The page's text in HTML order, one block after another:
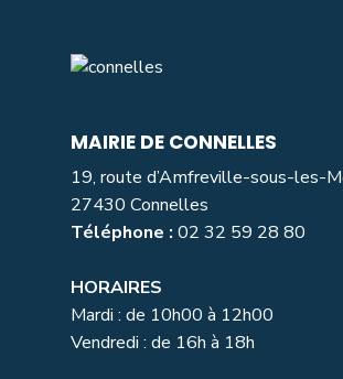
MAIRIE DE CONNELLES
19, route d’Amfreville-sous-les-
27430 Connelles
Téléphone : 02 32 59 28 80
HORAIRES
Mardi : de 10h00 à 12h00
Vendredi : de 16h à 18h